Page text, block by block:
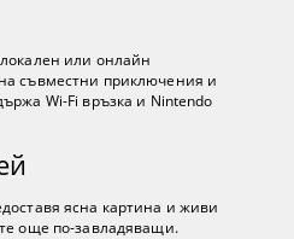
или онлайн
съвместни приключения и
Wi-Fi връзка и Nintendo
ясна картина и живи
още по-завладяващи.